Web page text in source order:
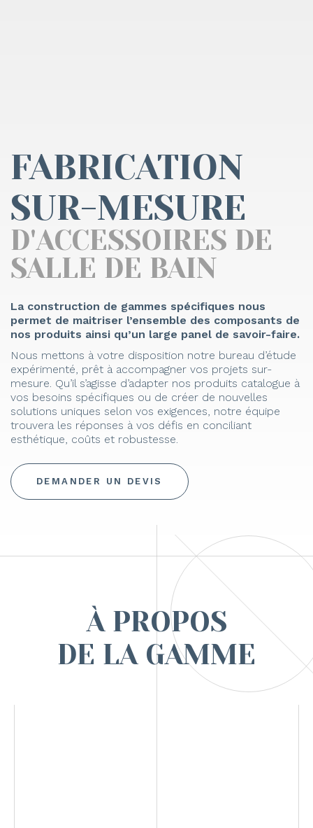
FABRICATION
SUR-MESURE
D'ACCESSOIRES DE
SALLE DE BAIN
La construction de gammes spécifiques nous
permet de maitriser l’ensemble des composants de
nos produits ainsi qu’un large panel de savoir-faire.
Nous mettons à votre disposition notre bureau d’étude
expérimenté, prêt à accompagner vos projets sur-
mesure. Qu’il s’agisse d’adapter nos produits catalogue à
vos besoins spécifiques ou de créer de nouvelles
solutions uniques selon vos exigences, notre équipe
trouvera les réponses à vos défis en conciliant
esthétique, coûts et robustesse.
DEMANDER UN DEVIS
À PROPOS
DE LA GAMME